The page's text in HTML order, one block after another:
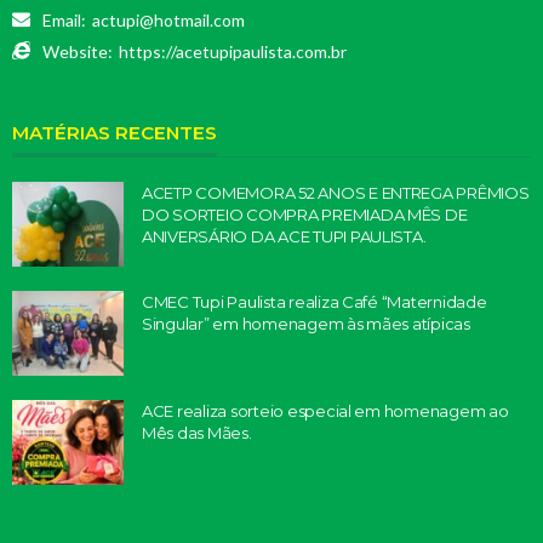
Email: actupi@hotmail.com
Website: https://acetupipaulista.com.br
MATÉRIAS RECENTES
ACETP COMEMORA 52 ANOS E ENTREGA PRÊMIOS
DO SORTEIO COMPRA PREMIADA MÊS DE
ANIVERSÁRIO DA ACE TUPI PAULISTA.
CMEC Tupi Paulista realiza Café “Maternidade
Singular” em homenagem às mães atípicas
ACE realiza sorteio especial em homenagem ao
Mês das Mães.